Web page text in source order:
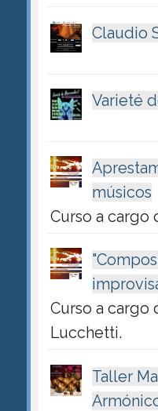
Claudio
Varieté
músicos
Curso a cargo
Curso a cargo
Lucchetti.
Taller